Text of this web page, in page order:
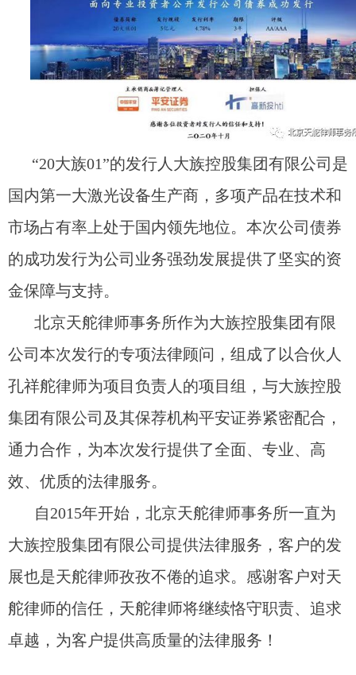
“20大族01”的发行人大族控股集团有限公司是
国内第一大激光设备生产商，多项产品在技术和
市场占有率上处于国内领先地位。本次公司债券
的成功发行为公司业务强劲发展提供了坚实的资
金保障与支持。
北京天舵律师事务所作为大族控股集团有限
公司本次发行的专项法律顾问，组成了以合伙人
孔祥舵律师为项目负责人的项目组，与大族控股
集团有限公司及其保荐机构平安证券紧密配合，
通力合作，为本次发行提供了全面、专业、高
效、优质的法律服务。
自2015年开始，北京天舵律师事务所一直为
大族控股集团有限公司提供法律服务，客户的发
展也是天舵律师孜孜不倦的追求。感谢客户对天
舵律师的信任，天舵律师将继续恪守职责、追求
卓越，为客户提供高质量的法律服务！